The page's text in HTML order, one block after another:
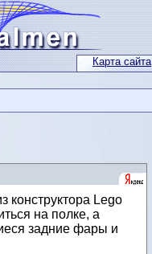
Карта сайта
конструктора Lego
на полке, а
задние фары и